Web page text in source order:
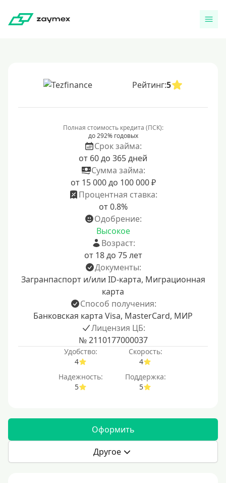
Рейтинг:5
Полная стоимость кредита (ПСК):
до 292% годовых
Срок займа:
от 60 до 365 дней
Сумма займа:
от 15 000 до 100 000 ₽
Процентная ставка:
от 0.8%
Одобрение:
Высокое
Возраст:
от 18 до 75 лет
Документы:
Загранпаспорт и/или ID-карта, Миграционная
карта
Способ получения:
Банковская карта Visa, MasterCard, МИР
Лицензия ЦБ:
№ 2110177000037
Удобство:
4
Скорость:
4
Надежность:
5
Поддержка:
5
Оформить
Другое